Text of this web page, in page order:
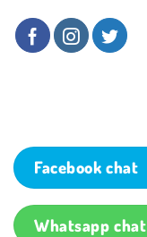
Facebook chat
Whatsapp chat